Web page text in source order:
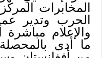
المخابرات
الحرب وتدير
والإعلام
ما أدى